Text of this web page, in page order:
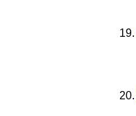
19.
20.